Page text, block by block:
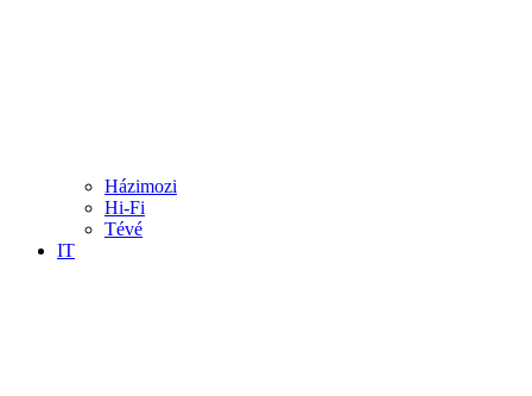
Házimozi
Hi-Fi
Tévé
IT